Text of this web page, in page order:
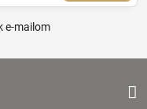
e-mailom